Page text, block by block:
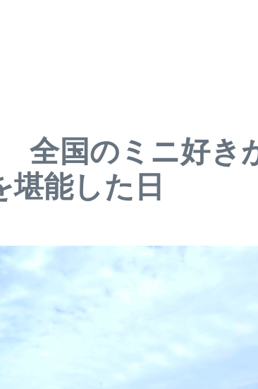
全国のミニ好き
能した日